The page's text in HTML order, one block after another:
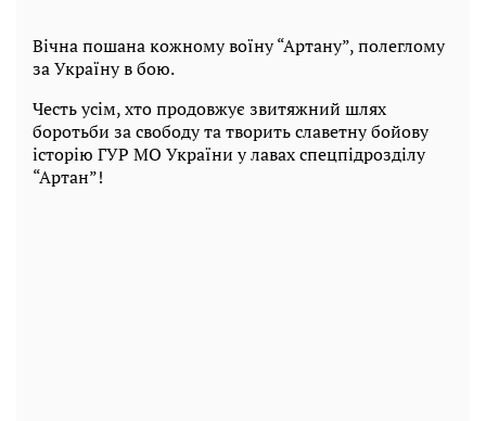
Вічна пошана кожному воїну “Артану”, полеглому
за Україну в бою.
Честь усім, хто продовжує звитяжний шлях
боротьби за свободу та творить славетну бойову
історію ГУР МО України у лавах спецпідрозділу
“Артан”!